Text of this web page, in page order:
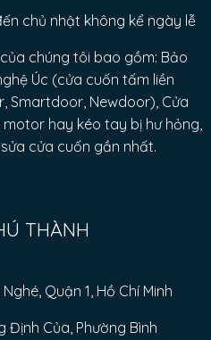
chủ nhật không kể ngày lễ
chúng tôi bao gồm: Bảo
Úc (cửa cuốn tấm liền
Smartdoor, Newdoor), Cửa
hay kéo tay bị hư hỏng,
cửa cuốn gần nhất.
THÀNH
Quận 1, Hồ Chí Minh
Định Của, Phường Bình